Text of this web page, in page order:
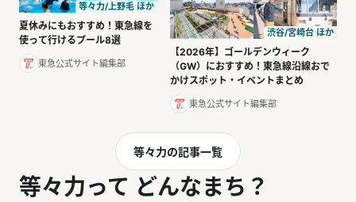
等々力/上野毛 ほか
夏休みにもおすすめ！東急線を
使って行けるプール8選
東急公式サイト編集部
渋谷/宮崎台 ほか
【2026年】ゴールデンウィーク
（GW）におすすめ！東急線沿線おで
かけスポット・イベントまとめ
東急公式サイト編集部
等々力の記事一覧
等々力って どんなまち？